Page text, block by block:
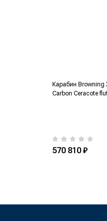
Карабин Browning
Carbon Ceracote
570 810 ₽